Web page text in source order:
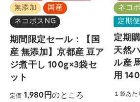
無添加
国産
ネコポスNG
期間限定セール：【国
産 無添加】京都産 豆ア
ジ煮干し 100g×3袋セ
ット
定価 1,980 のところ
ネコ
定期
定期
天然
ル産
用
１袋あた